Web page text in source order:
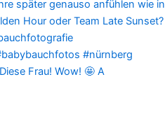
Frau! Wow! 🤩 A